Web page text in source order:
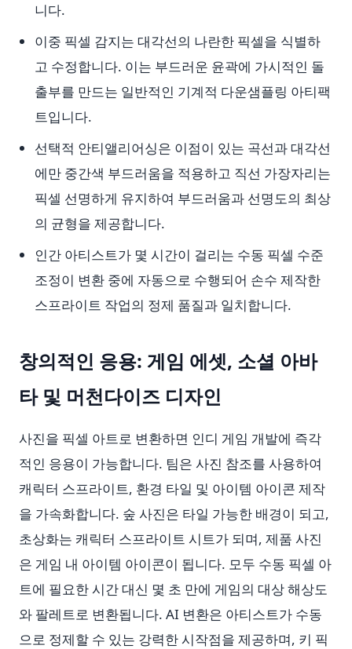
니다.
이중 픽셀 감지는 대각선의 나란한 픽셀을 식별하
고 수정합니다. 이는 부드러운 윤곽에 가시적인 돌
출부를 만드는 일반적인 기계적 다운샘플링 아티팩
트입니다.
선택적 안티앨리어싱은 이점이 있는 곡선과 대각선
에만 중간색 부드러움을 적용하고 직선 가장자리는
픽셀 선명하게 유지하여 부드러움과 선명도의 최상
의 균형을 제공합니다.
인간 아티스트가 몇 시간이 걸리는 수동 픽셀 수준
조정이 변환 중에 자동으로 수행되어 손수 제작한
스프라이트 작업의 정제 품질과 일치합니다.
창의적인 응용: 게임 에셋, 소셜 아바
타 및 머천다이즈 디자인
사진을 픽셀 아트로 변환하면 인디 게임 개발에 즉각
적인 응용이 가능합니다. 팀은 사진 참조를 사용하여
캐릭터 스프라이트, 환경 타일 및 아이템 아이콘 제작
을 가속화합니다. 숲 사진은 타일 가능한 배경이 되고,
초상화는 캐릭터 스프라이트 시트가 되며, 제품 사진
은 게임 내 아이템 아이콘이 됩니다. 모두 수동 픽셀 아
트에 필요한 시간 대신 몇 초 만에 게임의 대상 해상도
와 팔레트로 변환됩니다. AI 변환은 아티스트가 수동
으로 정제할 수 있는 강력한 시작점을 제공하며, 키 픽